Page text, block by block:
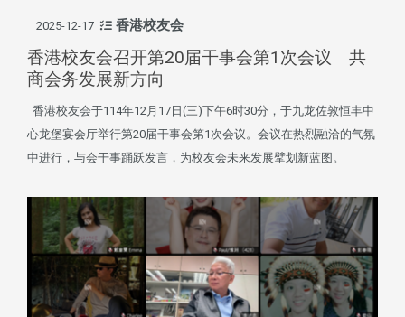
2025-12-17 香港校友会
香港校友会召开第20届干事会第1次会议 共
商会务发展新方向
香港校友会于114年12月17日(三)下午6时30分，于九龙佐敦恒丰中
心龙堡宴会厅举行第20届干事会第1次会议。会议在热烈融洽的气氛
中进行，与会干事踊跃发言，为校友会未来发展擘划新蓝图。